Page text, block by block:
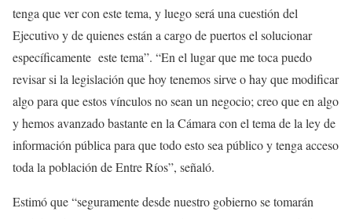
tenga que ver con este tema, y luego será una cuestión del
Ejecutivo y de quienes están a cargo de puertos el solucionar
específicamente este tema”. “En el lugar que me toca puedo
revisar si la legislación que hoy tenemos sirve o hay que modificar
algo para que estos vínculos no sean un negocio; creo que en algo
y hemos avanzado bastante en la Cámara con el tema de la ley de
información pública para que todo esto sea público y tenga acceso
toda la población de Entre Ríos”, señaló.
Estimó que “seguramente desde nuestro gobierno se tomarán